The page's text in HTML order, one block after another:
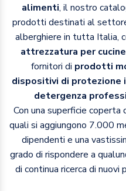
alimenti, il nostro
prodotti destinati al
alberghiere in tutta Italia,
attrezzatura per
fornitori di prodotti
dispositivi di protezione
detergenza
Con una superficie
quali si aggiungono 7.000
dipendenti e una
grado di rispondere a
di continua ricerca di